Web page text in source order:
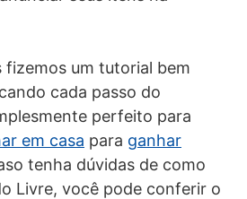
fizemos um tutorial bem
cada passo do
perfeito para
em casa para ganhar
tenha dúvidas de como
Livre, você pode conferir o